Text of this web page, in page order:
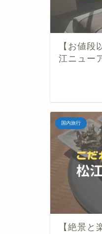
【お値
江ニュー
国内旅行
【絶景